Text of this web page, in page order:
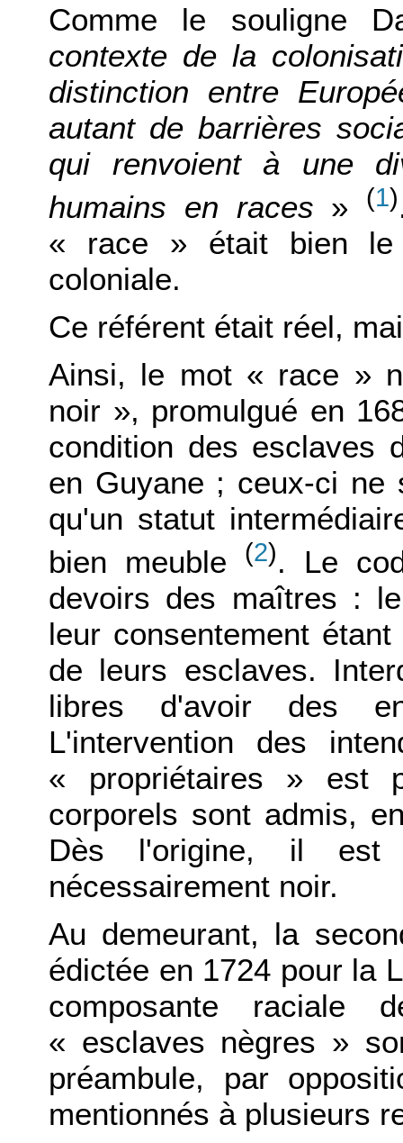
Comme le souligne
contexte de la
distinction entre
autant de barrières
qui renvoient à une
humains en races » (1)
« race » était bien le
coloniale.
Ce référent était réel,
Ainsi, le mot « race »
noir », promulgué en
condition des esclaves
en Guyane ; ceux-ci ne
qu'un statut
bien meuble
(2). Le
devoirs des maîtres :
leur consentement
de leurs esclaves.
libres d'avoir des
L'intervention des
« propriétaires » est
corporels sont admis,
Dès l'origine, il est
nécessairement noir.
Au demeurant, la
édictée en 1724 pour la
composante
« esclaves nègres »
préambule, par
mentionnés à plusieurs